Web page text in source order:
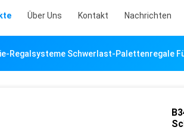
Über Uns Kontakt Nachrichten
Regalsysteme Schwerlast-Palettenregale